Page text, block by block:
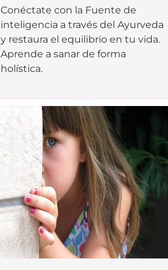
Conéctate con la Fuente de
inteligencia a través del Ayurveda
y restaura el equilibrio en tu vida.
Aprende a sanar de forma
holística.